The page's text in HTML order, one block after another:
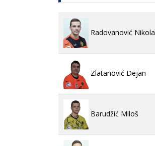
Radovanović Nikola
Zlatanović Dejan
Barudžić Miloš